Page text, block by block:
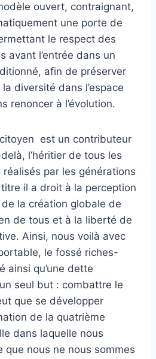
ouvert, contraignant,
une porte de
le respect des
avant l’entrée dans un
afin de préserver
diversité dans l’espace
renoncer à l’évolution.
est un contributeur
l’héritier de tous les
par les générations
il a droit à la perception
de la création globale de
de tous et à la liberté de
Ainsi, nous voilà avec
le fossé riches-
ainsi qu’une dette
seul but : combattre le
que se développer
de la quatrième
dans laquelle nous
que nous ne nous sommes